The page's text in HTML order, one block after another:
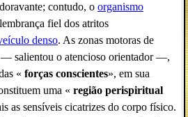
contudo, o organismo
fiel dos atritos
denso. As zonas motoras de
— salientou o atencioso orientador —,
« forças conscientes», em sua
uma « região perispiritual
as sensíveis cicatrizes do corpo físico.